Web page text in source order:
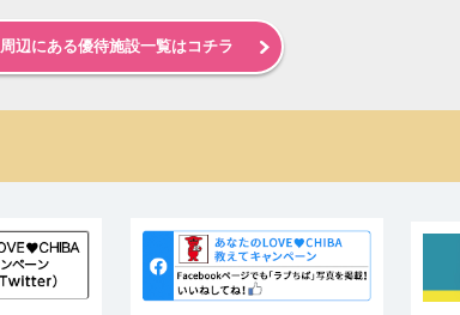
周辺にある優待施設一覧はコチラ